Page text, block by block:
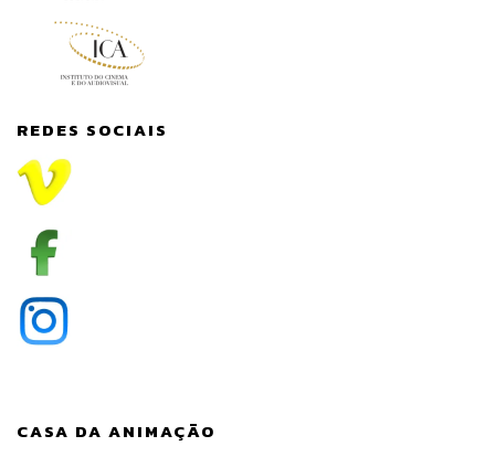
REDES SOCIAIS
CASA DA ANIMAÇÃO